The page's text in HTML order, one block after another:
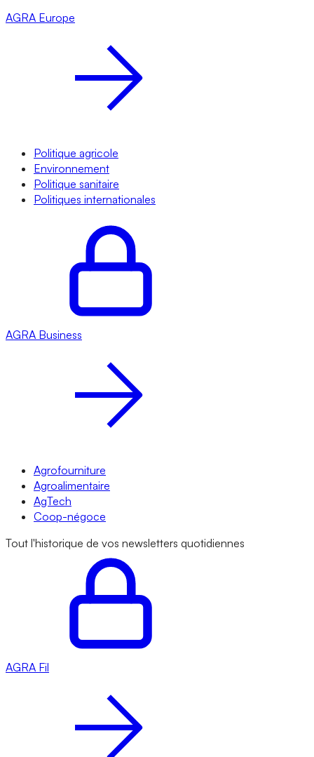
AGRA Europe
Politique agricole
Environnement
Politique sanitaire
Politiques internationales
AGRA Business
Agrofourniture
Agroalimentaire
AgTech
Coop-négoce
Tout l'historique de vos newsletters quotidiennes
AGRA Fil